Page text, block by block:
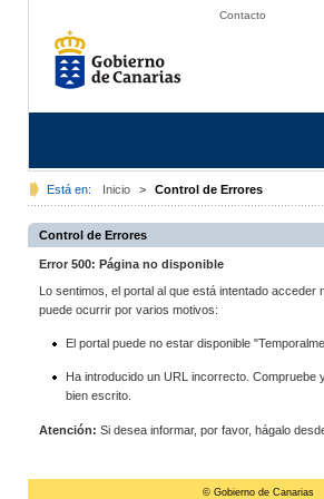
Contacto
Está en: Inicio > Control de Errores
Control de Errores
Error 500: Página no disponible
Lo sentimos, el portal al que está intentado acceder
puede ocurrir por varios motivos:
El portal puede no estar disponible
Ha introducido un URL incorrecto. Compruebe
bien escrito.
Atención: Si desea informar, por favor, hágalo
© Gobierno de Canarias